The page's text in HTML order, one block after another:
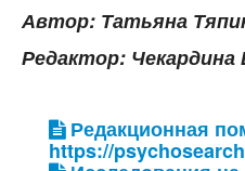
Автор: Татьяна
Редактор:
Редакционная
https://